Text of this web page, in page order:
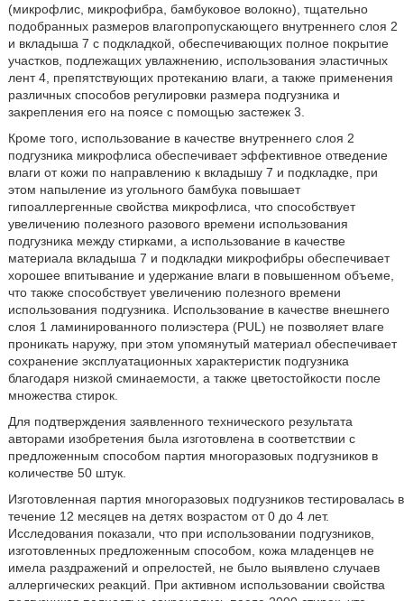
(микрофлис, микрофибра, бамбуковое волокно), тщательно
подобранных размеров влагопропускающего внутреннего слоя 2
и вкладыша 7 с подкладкой, обеспечивающих полное покрытие
участков, подлежащих увлажнению, использования эластичных
лент 4, препятствующих протеканию влаги, а также применения
различных способов регулировки размера подгузника и
закрепления его на поясе с помощью застежек 3.
Кроме того, использование в качестве внутреннего слоя 2
подгузника микрофлиса обеспечивает эффективное отведение
влаги от кожи по направлению к вкладышу 7 и подкладке, при
этом напыление из угольного бамбука повышает
гипоаллергенные свойства микрофлиса, что способствует
увеличению полезного разового времени использования
подгузника между стирками, а использование в качестве
материала вкладыша 7 и подкладки микрофибры обеспечивает
хорошее впитывание и удержание влаги в повышенном объеме,
что также способствует увеличению полезного времени
использования подгузника. Использование в качестве внешнего
слоя 1 ламинированного полиэстера (PUL) не позволяет влаге
проникать наружу, при этом упомянутый материал обеспечивает
сохранение эксплуатационных характеристик подгузника
благодаря низкой сминаемости, а также цветостойкости после
множества стирок.
Для подтверждения заявленного технического результата
авторами изобретения была изготовлена в соответствии с
предложенным способом партия многоразовых подгузников в
количестве 50 штук.
Изготовленная партия многоразовых подгузников тестировалась в
течение 12 месяцев на детях возрастом от 0 до 4 лет.
Исследования показали, что при использовании подгузников,
изготовленных предложенным способом, кожа младенцев не
имела раздражений и опрелостей, не было выявлено случаев
аллергических реакций. При активном использовании свойства